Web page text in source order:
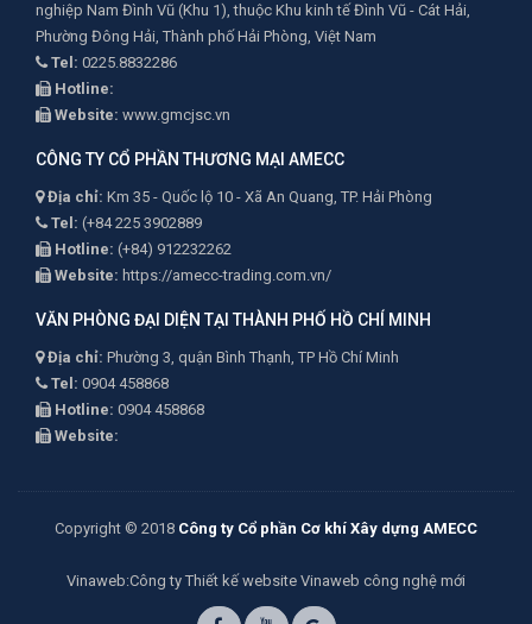
nghiệp Nam Đình Vũ (Khu 1), thuộc Khu kinh tế Đình Vũ - Cát Hải,
Phường Đông Hải, Thành phố Hải Phòng, Việt Nam
Tel: 0225.8832286
Hotline:
Website: www.gmcjsc.vn
CÔNG TY CỔ PHẦN THƯƠNG MẠI AMECC
Địa chỉ: Km 35 - Quốc lộ 10 - Xã An Quang, TP. Hải Phòng
Tel: (+84 225 3902889
Hotline: (+84) 912232262
Website: https://amecc-trading.com.vn/
VĂN PHÒNG ĐẠI DIỆN TẠI THÀNH PHỐ HỒ CHÍ MINH
Địa chỉ: Phường 3, quận Bình Thạnh, TP Hồ Chí Minh
Tel: 0904 458868
Hotline: 0904 458868
Website:
Copyright © 2018 Công ty Cổ phần Cơ khí Xây dựng AMECC
Vinaweb:Công ty Thiết kế website Vinaweb công nghệ mới